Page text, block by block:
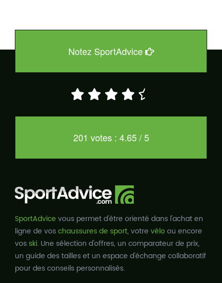
Notez SportAdvice
201 votes : 4.65 / 5
SportAdvice vous permet d'être orienté dans l'achat en
ligne de voschaussures de sport, votre véloou encore
vosski. Une sélection d'offres, un comparateur de prix,
un guide des tailles et un espace d'échange collaboratif
pour des conseils personnalisés.